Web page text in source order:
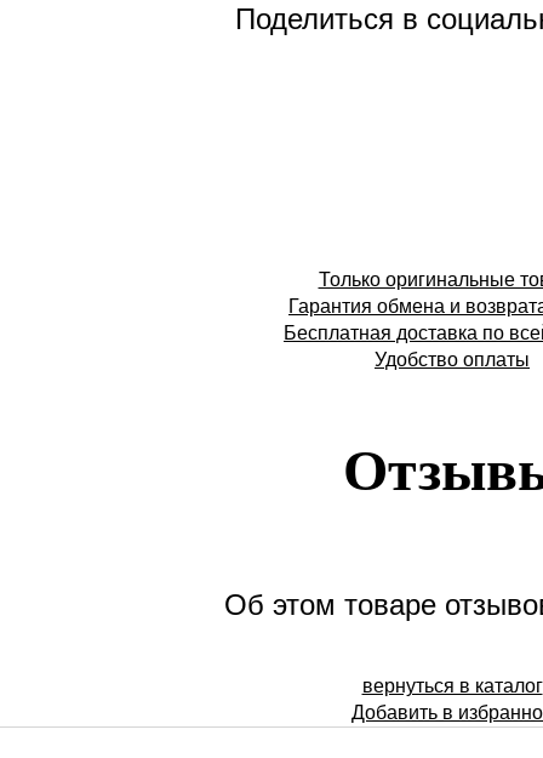
Поделиться в
Только оригинальные
Гарантия обмена и
Бесплатная доставка по
Удобство оплаты
Об этом товаре
вернуться в каталог
Добавить в